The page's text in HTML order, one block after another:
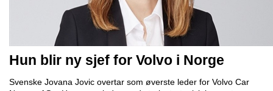
Hun blir ny sjef for Volvo i Norge
Svenske Jovana Jovic overtar som øverste leder for Volvo Car